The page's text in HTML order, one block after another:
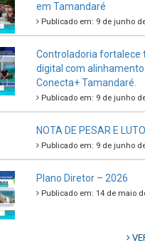
em Tamandaré
Publicado em: 9 de junho
Controladoria fortalece
digital com
Conecta+ Tamandaré.
Publicado em: 9 de junho
NOTA DE PESAR E
Publicado em: 9 de junho
Plano Diretor – 2026
Publicado em: 14 de maio